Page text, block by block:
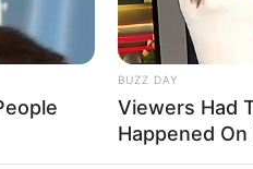
Izo. Mbrojtësi i Torinos në
Ai erdhi verën e kaluar për 8
e tij tani llogaritet rreth 30 milionë
BUZZ DAY
Viewers Had
Happened On